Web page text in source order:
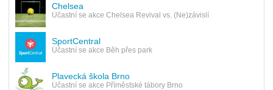
Chelsea
Účastní se akce Chelsea Revival vs. (Ne)závislí
SportCentral
Účastní se akce Běh přes park
Plavecká škola Brno
Účastní se akce Příměstské tábory Brno